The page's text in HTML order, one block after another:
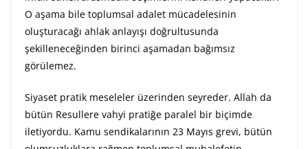
O aşama bile toplumsal adalet mücadelesinin
oluşturacağı ahlak anlayışı doğrultusunda
şekilleneceğinden birinci aşamadan bağımsız
görülemez.
Siyaset pratik meseleler üzerinden seyreder. Allah da
bütün Resullere vahyi pratiğe paralel bir biçimde
iletiyordu. Kamu sendikalarının 23 Mayıs grevi, bütün